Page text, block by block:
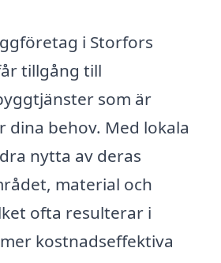
i Storfors
tillgång till
som är
dina behov. Med lokala
nytta av deras
material och
ofta resulterar i
kostnadseffektiva